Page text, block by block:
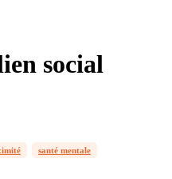
social
santé mentale